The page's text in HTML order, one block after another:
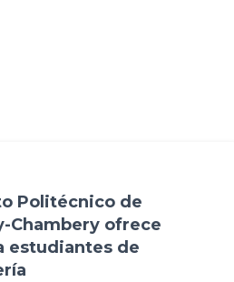
Politécnico de
Chambery ofrece
estudiantes de